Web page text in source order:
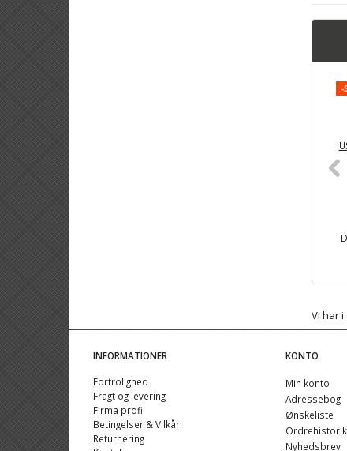
-
Vi har
INFORMATIONER
Fortrolighed
Fragt og levering
Firma profil
Betingelser & Vilkår
Returnering
KONTO
Min konto
Adressebog
Ønskeliste
Ordrehistorik
Nyhedsbrev